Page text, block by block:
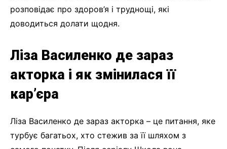
розповідає про здоров’я і труднощі, які
доводиться долати щодня.
Ліза Василенко де зараз
акторка і як змінилася її
кар’єра
Ліза Василенко де зараз акторка – це питання, яке
турбує багатьох, хто стежив за її шляхом з